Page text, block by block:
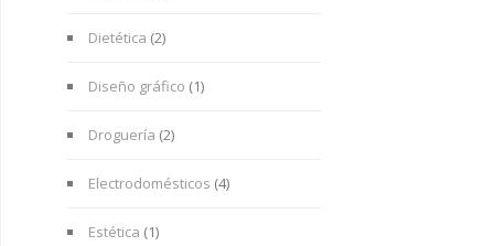
Dietética (2)
Diseño gráfico (1)
Droguería (2)
Electrodomésticos (4)
Estética (1)